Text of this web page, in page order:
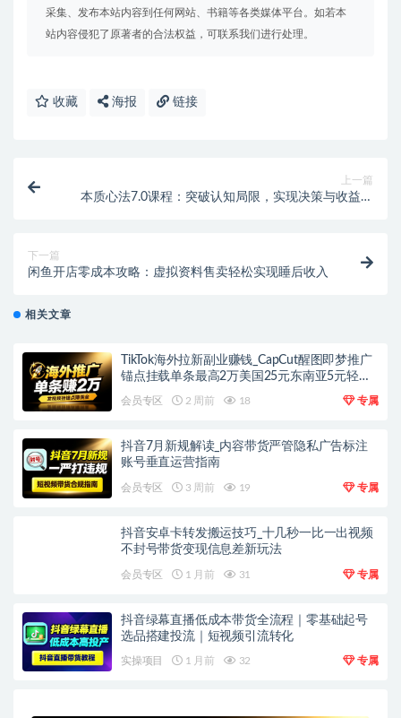
采集、发布本站内容到任何网站、书籍等各类媒体平台。如若本
站内容侵犯了原著者的合法权益，可联系我们进行处理。
收藏 海报 链接
上一篇
本质心法7.0课程：突破认知局限，实现决策与收益双
下一篇
闲鱼开店零成本攻略：虚拟资料售卖轻松实现睡后收入
相关文章
TikTok海外拉新副业赚钱_CapCut醒图即梦推广
锚点挂载单条最高2万美国25元东南亚5元轻资
会员专区 2 周前 18 专属
抖音7月新规解读_内容带货严管隐私广告标注
账号垂直运营指南
会员专区 3 周前 19 专属
抖音安卓卡转发搬运技巧_十几秒一比一出视频
不封号带货变现信息差新玩法
会员专区 1 月前 31 专属
抖音绿幕直播低成本带货全流程｜零基础起号
选品搭建投流｜短视频引流转化
实操项目 1 月前 32 专属